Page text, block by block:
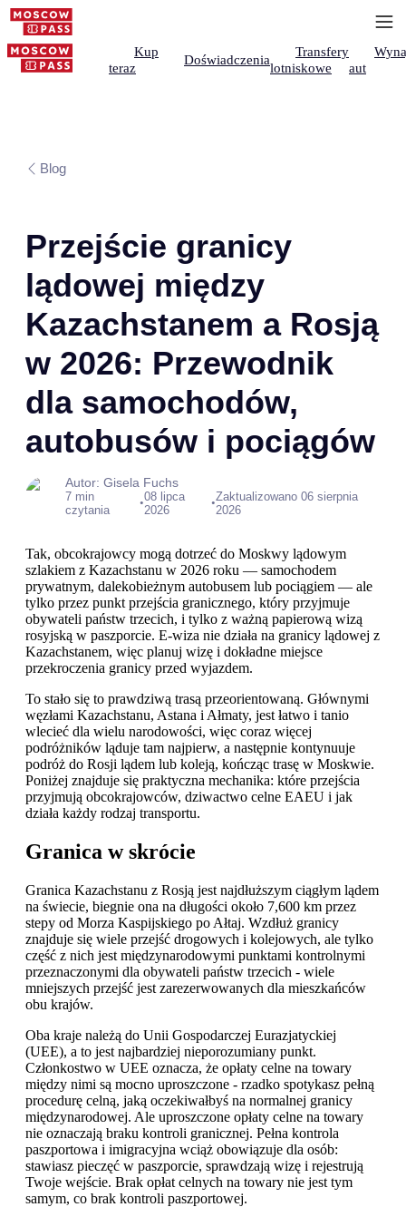
Kup
teraz
Doświadczenia
Transfery
lotniskowe
aut
Blog
Przejście granicy
lądowej między
Kazachstanem a Rosją
w 2026: Przewodnik
dla samochodów,
autobusów i pociągów
Autor: Gisela Fuchs
7 min
czytania
•08 lipca
2026
•Zaktualizowano 06 sierpnia
2026
Tak, obcokrajowcy mogą dotrzeć do Moskwy lądowym
szlakiem z Kazachstanu w 2026 roku — samochodem
prywatnym, dalekobieżnym autobusem lub pociągiem — ale
tylko przez punkt przejścia granicznego, który przyjmuje
obywateli państw trzecich, i tylko z ważną papierową wizą
rosyjską w paszporcie. E-wiza nie działa na granicy lądowej z
Kazachstanem, więc planuj wizę i dokładne miejsce
przekroczenia granicy przed wyjazdem.
To stało się to prawdziwą trasą przeorientowaną. Głównymi
węzłami Kazachstanu, Astana i Ałmaty, jest łatwo i tanio
wlecieć dla wielu narodowości, więc coraz więcej
podróżników ląduje tam najpierw, a następnie kontynuuje
podróż do Rosji lądem lub koleją, kończąc trasę w Moskwie.
Poniżej znajduje się praktyczna mechanika: które przejścia
przyjmują obcokrajowców, dziwactwo celne EAEU i jak
działa każdy rodzaj transportu.
Granica w skrócie
Granica Kazachstanu z Rosją jest najdłuższym ciągłym lądem
na świecie, biegnie ona na długości około 7,600 km przez
stepy od Morza Kaspijskiego po Ałtaj. Wzdłuż granicy
znajduje się wiele przejść drogowych i kolejowych, ale tylko
część z nich jest międzynarodowymi punktami kontrolnymi
przeznaczonymi dla obywateli państw trzecich - wiele
mniejszych przejść jest zarezerwowanych dla mieszkańców
obu krajów.
Oba kraje należą do Unii Gospodarczej Eurazjatyckiej
(UEE), a to jest najbardziej nieporozumiany punkt.
Członkostwo w UEE oznacza, że opłaty celne na towary
między nimi są mocno uproszczone - rzadko spotykasz pełną
procedurę celną, jaką oczekiwałbyś na normalnej granicy
międzynarodowej. Ale uproszczone opłaty celne na towary
nie oznaczają braku kontroli granicznej. Pełna kontrola
paszportowa i imigracyjna wciąż obowiązuje dla osób:
stawiasz pieczęć w paszporcie, sprawdzają wizę i rejestrują
Twoje wejście. Brak opłat celnych na towary nie jest tym
samym, co brak kontroli paszportowej.